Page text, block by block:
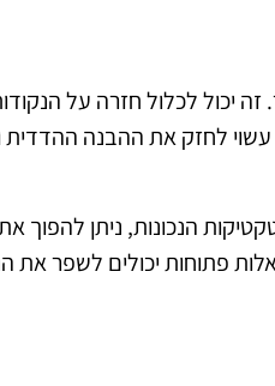
לכלול חזרה על
לחזק את ההבנה ההדדית
הנכונות, ניתן להפוך
פתוחות יכולים לשפר את